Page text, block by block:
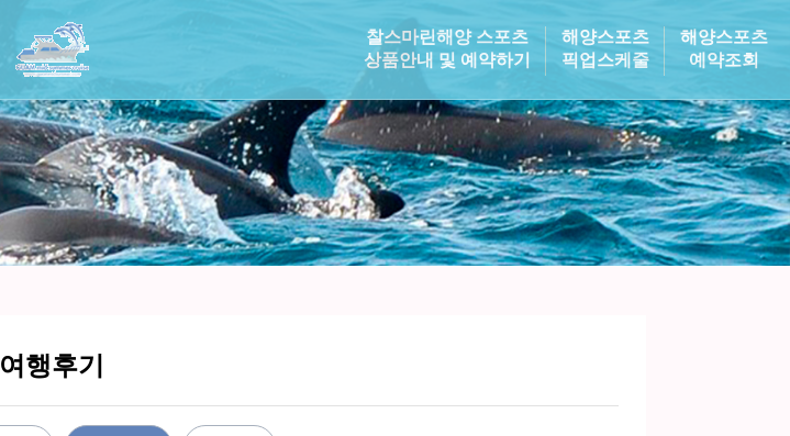
찰스마린해양 스포츠
상품안내 및 예약하기
해양스포츠
픽업스케줄
해양스포츠
예약조회
여행후기